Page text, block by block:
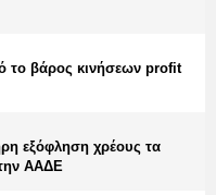
το βάρος κινήσεων profit
εξόφληση χρέους τα
ΑΑΔΕ